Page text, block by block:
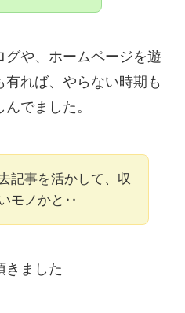
や、ホームページを遊
れば、やらない時期も
でました。
記事を活かして、収
モノかと‥
きました